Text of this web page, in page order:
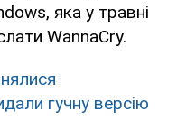
яка у травні
WannaCry.
гучну версію